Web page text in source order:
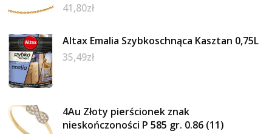
41,80zł
Altax Emalia Szybkoschnąca Kasztan 0,75L
35,49zł
4Au Złoty pierścionek znak
nieskończoności P 585 gr. 0.86 (11)